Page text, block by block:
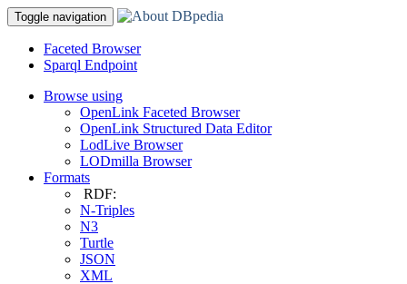
Toggle navigation
Faceted Browser
Sparql Endpoint
Browse using
OpenLink Faceted Browser
OpenLink Structured Data Editor
LodLive Browser
LODmilla Browser
Formats
RDF:
N-Triples
N3
Turtle
JSON
XML